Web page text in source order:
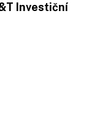
Investiční